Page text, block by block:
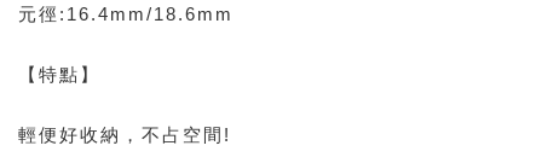
元徑:16.4mm/18.6mm
【特點】
輕便好收納，不占空間!